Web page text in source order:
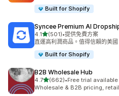
Built for Shopify
Syncee Premium AI
4.1滿分 5 顆星
(501)
共有 501 則評價
•提供免費方案
直運高利潤商品。值得信賴的美
Built for Shopify
B2B Wholesale Hub
4.7滿分 5 顆星
(662)
共有 662 則評價
•Free trial available
Wholesale & B2B pricing,